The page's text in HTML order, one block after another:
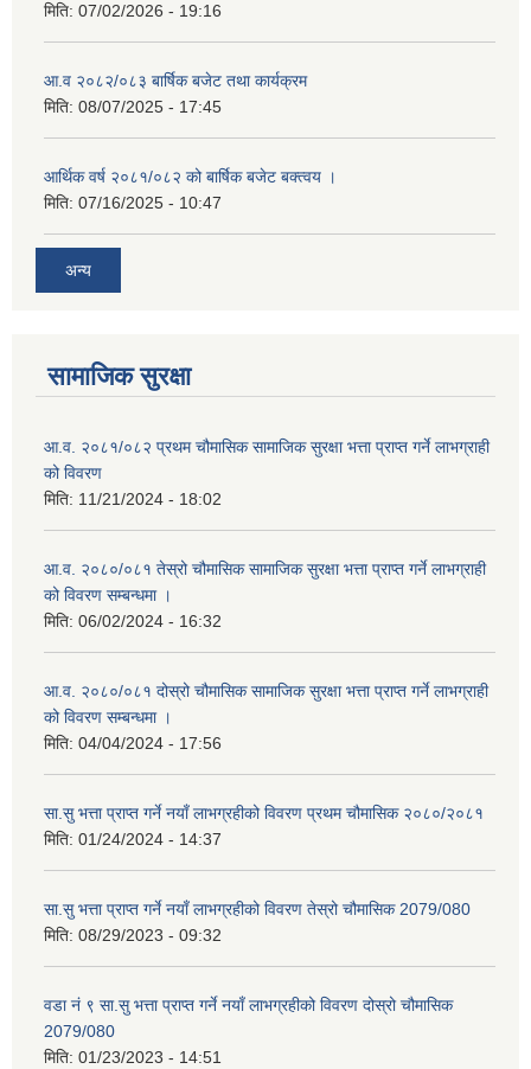
मिति: 07/02/2026 - 19:16
आ.व २०८२/०८३ बार्षिक बजेट तथा कार्यक्रम
मिति: 08/07/2025 - 17:45
आर्थिक वर्ष २०८१/०८२ को बार्षिक बजेट बक्त्वय ।
मिति: 07/16/2025 - 10:47
अन्य
सामाजिक सुरक्षा
आ.व. २०८१/०८२ प्रथम चौमासिक सामाजिक सुरक्षा भत्ता प्राप्त गर्ने लाभग्राही
को विवरण
मिति: 11/21/2024 - 18:02
आ.व. २०८०/०८१ तेस्रो चौमासिक सामाजिक सुरक्षा भत्ता प्राप्त गर्ने लाभग्राही
को विवरण सम्बन्धमा ।
मिति: 06/02/2024 - 16:32
आ.व. २०८०/०८१ दोस्रो चौमासिक सामाजिक सुरक्षा भत्ता प्राप्त गर्ने लाभग्राही
को विवरण सम्बन्धमा ।
मिति: 04/04/2024 - 17:56
सा.सु भत्ता प्राप्त गर्ने नयाँ लाभग्रहीको विवरण प्रथम चौमासिक २०८०/२०८१
मिति: 01/24/2024 - 14:37
सा.सु भत्ता प्राप्त गर्ने नयाँ लाभग्रहीको विवरण तेस्रो चौमासिक 2079/080
मिति: 08/29/2023 - 09:32
वडा नं ९ सा.सु भत्ता प्राप्त गर्ने नयाँ लाभग्रहीको विवरण दोस्रो चौमासिक
2079/080
मिति: 01/23/2023 - 14:51